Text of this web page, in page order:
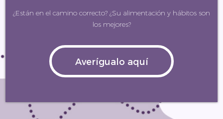
¿Están en el camino correcto? ¿Su alimentación y hábitos son
los mejores?
Averígualo aquí